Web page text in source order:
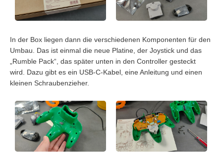
In der Box liegen dann die verschiedenen Komponenten für den
Umbau. Das ist einmal die neue Platine, der Joystick und das
„Rumble Pack“, das später unten in den Controller gesteckt
wird. Dazu gibt es ein USB-C-Kabel, eine Anleitung und einen
kleinen Schraubenzieher.